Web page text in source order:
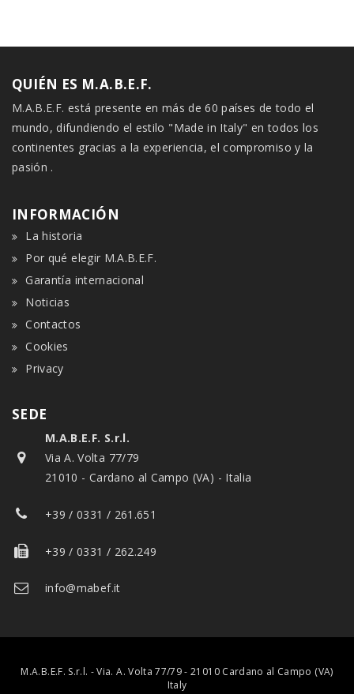
QUIÉN ES M.A.B.E.F.
M.A.B.E.F. está presente en más de 60 países de todo el
mundo, difundiendo el estilo "Made in Italy" en todos los
continentes gracias a la experiencia, el compromiso y la
pasión .
INFORMACIÓN
La historia
Por qué elegir M.A.B.E.F.
Garantía internacional
Noticias
Contactos
Cookies
Privacy
SEDE
M.A.B.E.F. S.r.l.
Via A. Volta 77/79
21010 - Cardano al Campo (VA) - Italia
+39 / 0331 / 261.651
+39 / 0331 / 262.249
info@mabef.it
M.A.B.E.F. S.r.l. - Via. A. Volta 77/79 - 21010 Cardano al Campo (VA)
Italy